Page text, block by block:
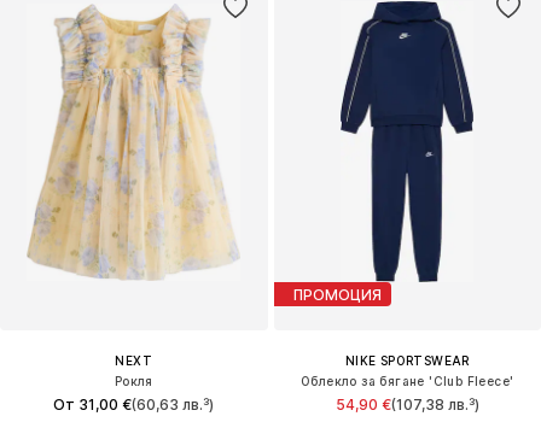
NEXT
Рокля
От 31,00 €(60,63 лв.³)
ПРОМОЦИЯ
NIKE SPORTSWEAR
Облекло за бягане 'Club Fleece'
54,90 €(107,38 лв.³)